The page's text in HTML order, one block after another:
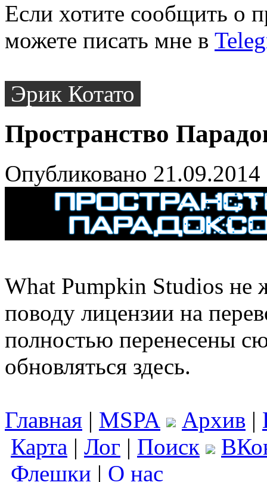
Если хотите сообщить о
можете писать мне в
Эрик Котато
Пространство
Опубликовано 21.09.2014
What Pumpkin Studios не
поводу лицензии на
полностью перенесены
обновляться здесь.
Главная | MSPA Архив |
Карта | Лог | Поиск
Флешки | О нас